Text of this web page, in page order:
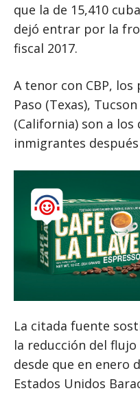
que la de 15,410
dejó entrar por la
fiscal 2017.
A tenor con CBP,
Paso (Texas),
(California) son a los
inmigrantes
La citada fuente
la reducción del
desde que en enero
Estados Unidos